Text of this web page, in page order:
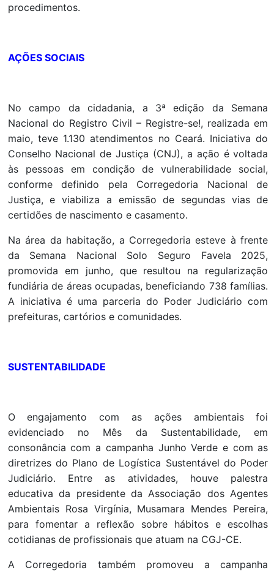
procedimentos.
AÇÕES SOCIAIS
No campo da cidadania, a 3ª edição da Semana
Nacional do Registro Civil – Registre-se!, realizada em
maio, teve 1.130 atendimentos no Ceará. Iniciativa do
Conselho Nacional de Justiça (CNJ), a ação é voltada
às pessoas em condição de vulnerabilidade social,
conforme definido pela Corregedoria Nacional de
Justiça, e viabiliza a emissão de segundas vias de
certidões de nascimento e casamento.
Na área da habitação, a Corregedoria esteve à frente
da Semana Nacional Solo Seguro Favela 2025,
promovida em junho, que resultou na regularização
fundiária de áreas ocupadas, beneficiando 738 famílias.
A iniciativa é uma parceria do Poder Judiciário com
prefeituras, cartórios e comunidades.
SUSTENTABILIDADE
O engajamento com as ações ambientais foi
evidenciado no Mês da Sustentabilidade, em
consonância com a campanha Junho Verde e com as
diretrizes do Plano de Logística Sustentável do Poder
Judiciário. Entre as atividades, houve palestra
educativa da presidente da Associação dos Agentes
Ambientais Rosa Virgínia, Musamara Mendes Pereira,
para fomentar a reflexão sobre hábitos e escolhas
cotidianas de profissionais que atuam na CGJ-CE.
A Corregedoria também promoveu a campanha